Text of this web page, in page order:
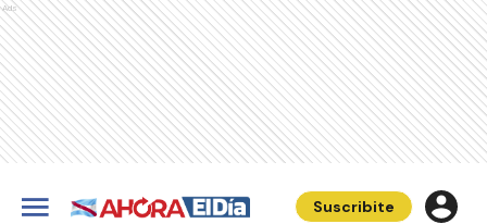
Ads
Suscribite